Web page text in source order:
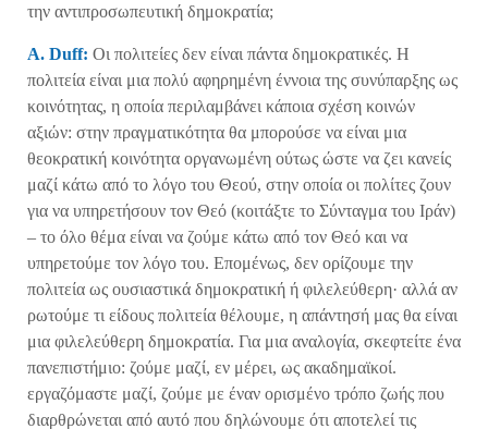
την αντιπροσωπευτική δημοκρατία;
Α. Duff: Οι πολιτείες δεν είναι πάντα δημοκρατικές. Η
πολιτεία είναι μια πολύ αφηρημένη έννοια της συνύπαρξης ως
κοινότητας, η οποία περιλαμβάνει κάποια σχέση κοινών
αξιών: στην πραγματικότητα θα μπορούσε να είναι μια
θεοκρατική κοινότητα οργανωμένη ούτως ώστε να ζει κανείς
μαζί κάτω από το λόγο του Θεού, στην οποία οι πολίτες ζουν
για να υπηρετήσουν τον Θεό (κοιτάξτε το Σύνταγμα του Ιράν)
– το όλο θέμα είναι να ζούμε κάτω από τον Θεό και να
υπηρετούμε τον λόγο του. Επομένως, δεν ορίζουμε την
πολιτεία ως ουσιαστικά δημοκρατική ή φιλελεύθερη· αλλά αν
ρωτούμε τι είδους πολιτεία θέλουμε, η απάντησή μας θα είναι
μια φιλελεύθερη δημοκρατία. Για μια αναλογία, σκεφτείτε ένα
πανεπιστήμιο: ζούμε μαζί, εν μέρει, ως ακαδημαϊκοί.
εργαζόμαστε μαζί, ζούμε με έναν ορισμένο τρόπο ζωής που
διαρθρώνεται από αυτό που δηλώνουμε ότι αποτελεί τις